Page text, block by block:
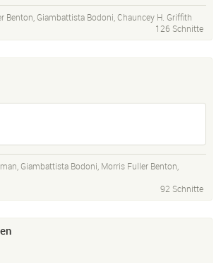
Benton, Giambattista Bodoni,Chauncey H. Griffith
126 Schnitte
, Giambattista Bodoni, Morris Fuller Benton,
92 Schnitte